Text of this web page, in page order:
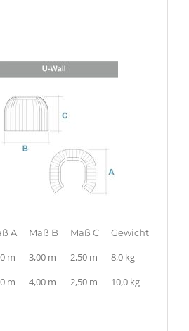
A Maß B Maß C Gewicht
m 3,00 m 2,50 m
8,0 kg
m 4,00 m 2,50 m 10,0 kg